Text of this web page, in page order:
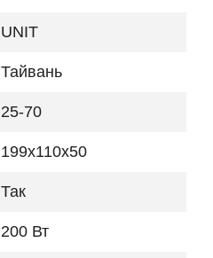
UNIT
Тайвань
25-70
199х110х50
Так
200 Вт